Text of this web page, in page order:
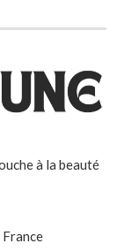
à la beauté
France